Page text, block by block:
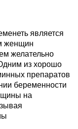
является
женщин
желательно
из хорошо
препаратов
беременности
на